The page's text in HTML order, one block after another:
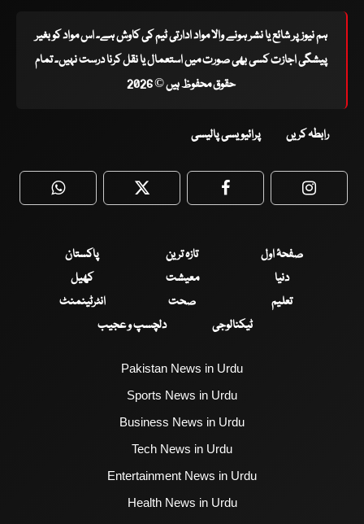
ہم نیوز پر شائع یا نشر ہونے والا مواد ادارتی ٹیم کی کاوش ہے۔ اس مواد کو بغیر
پیشگی اجازت کسی بھی صورت میں استعمال یا نقل کرنا درست نہیں۔ تمام
حقوق محفوظ ہیں © 2026
رابطہ کریں پرائیویسی پالیسی
WhatsApp Twitter Facebook
صفحۂ اول تازہ ترین
پاکستان
دنیا
معیشت
کھیل
تعلیم
صحت
انٹرٹینمنٹ
ٹیکنالوجی
دلچسپ و عجیب
Pakistan News in Urdu
Sports News in Urdu
Business News in Urdu
Tech News in Urdu
Entertainment News in Urdu
Health News in Urdu